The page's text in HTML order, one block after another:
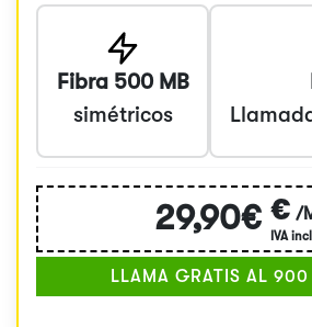
Fibra 500 MB
simétricos
29,90€ € /
IVA
LLAMA GRATIS AL